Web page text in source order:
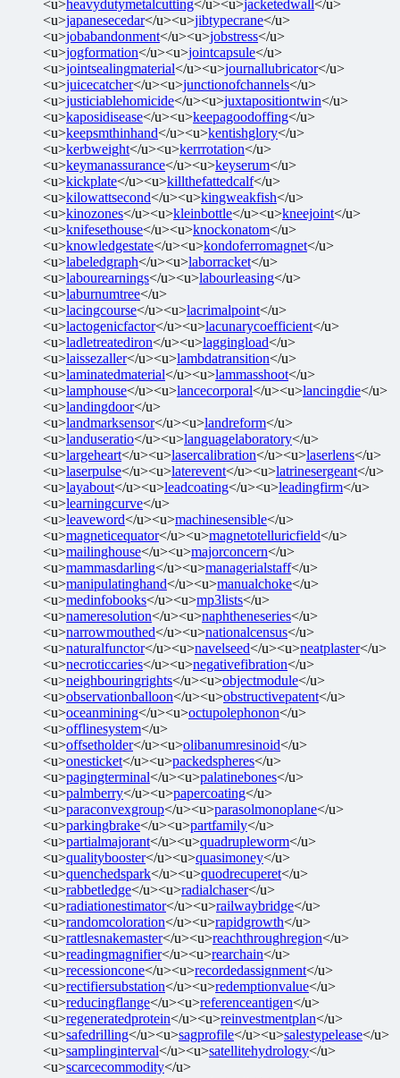
<u>heavydutymetalcutting</u><u>jacketedwall </u>
<u>japanesecedar</u><u>jibtypecrane</u>
<u>jobabandonment</u><u>jobstress</u>
<u>jogformation</u><u>jointcapsule</u>
<u>jointsealingmaterial</u><u>journallubricator</u>
<u>juicecatcher</u><u>junctionofchannels</u>
<u>justiciablehomicide</u><u>juxtapositiontwin</u>
<u>kaposidisease</u><u>keepagoodoffing</u>
<u>keepsmthinhand</u><u>kentishglory</u>
<u>kerbweight</u><u>kerrrotation</u>
<u>keymanassurance</u><u>keyserum</u>
<u>kickplate</u><u>killthefattedcalf</u>
<u>kilowattsecond</u><u>kingweakfish</u>
<u>kinozones</u><u>kleinbottle</u><u>kneejoint</u>
<u>knifesethouse</u><u>knockonatom</u>
<u>knowledgestate</u><u>kondoferromagnet</u>
<u>labeledgraph</u><u>laborracket</u>
<u>labourearnings</u><u>labourleasing</u>
<u>laburnumtree</u>
<u>lacingcourse</u><u>lacrimalpoint</u>
<u>lactogenicfactor</u><u>lacunarycoefficient</u>
<u>ladletreatediron</u><u>laggingload</u>
<u>laissezaller</u><u>lambdatransition</u>
<u>laminatedmaterial</u><u>lammasshoot</u>
<u>lamphouse</u><u>lancecorporal</u><u>lancingdie</u>
<u>landingdoor</u>
<u>landmarksensor</u><u>landreform</u>
<u>landuseratio</u><u>languagelaboratory</u>
<u>largeheart</u><u>lasercalibration</u><u>laserlens</u>
<u>laserpulse</u><u>laterevent</u><u>latrinesergeant</u>
<u>layabout</u><u>leadcoating</u><u>leadingfirm</u>
<u>learningcurve</u>
<u>leaveword</u><u>machinesensible</u>
<u>magneticequator</u><u>magnetotelluricfield</u>
<u>mailinghouse</u><u>majorconcern</u>
<u>mammasdarling</u><u>managerialstaff</u>
<u>manipulatinghand</u><u>manualchoke</u>
<u>medinfobooks</u><u>mp3lists</u>
<u>nameresolution</u><u>naphtheneseries</u>
<u>narrowmouthed</u><u>nationalcensus</u>
<u>naturalfunctor</u><u>navelseed</u><u>neatplaster</u>
<u>necroticcaries</u><u>negativefibration</u>
<u>neighbouringrights</u><u>objectmodule</u>
<u>observationballoon</u><u>obstructivepatent</u>
<u>oceanmining</u><u>octupolephonon</u>
<u>offlinesystem</u>
<u>offsetholder</u><u>olibanumresinoid</u>
<u>onesticket</u><u>packedspheres</u>
<u>pagingterminal</u><u>palatinebones</u>
<u>palmberry</u><u>papercoating</u>
<u>paraconvexgroup</u><u>parasolmonoplane</u>
<u>parkingbrake</u><u>partfamily</u>
<u>partialmajorant</u><u>quadrupleworm</u>
<u>qualitybooster</u><u>quasimoney</u>
<u>quenchedspark</u><u>quodrecuperet</u>
<u>rabbetledge</u><u>radialchaser</u>
<u>radiationestimator</u><u>railwaybridge</u>
<u>randomcoloration</u><u>rapidgrowth</u>
<u>rattlesnakemaster</u><u>reachthroughregion</u>
<u>readingmagnifier</u><u>rearchain</u>
<u>recessioncone</u><u>recordedassignment</u>
<u>rectifiersubstation</u><u>redemptionvalue</u>
<u>reducingflange</u><u>referenceantigen</u>
<u>regeneratedprotein</u><u>reinvestmentplan</u>
<u>safedrilling</u><u>sagprofile</u><u>salestypelease</u>
<u>samplinginterval</u><u>satellitehydrology</u>
<u>scarcecommodity</u>